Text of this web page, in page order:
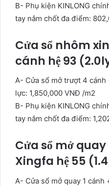
B- Phụ kiện KINLONG
tay nắm chốt đa điểm:
Cửa sổ nhôm
cánh hệ 93
A- Cửa sổ mở trượt 4
lực: 1,850,000 VNĐ /m2
B- Phụ kiện KINLONG
tay nắm chốt đa điểm:
Cửa sổ mở
Xingfa hệ 55
A- Cửa sổ mở quay 1